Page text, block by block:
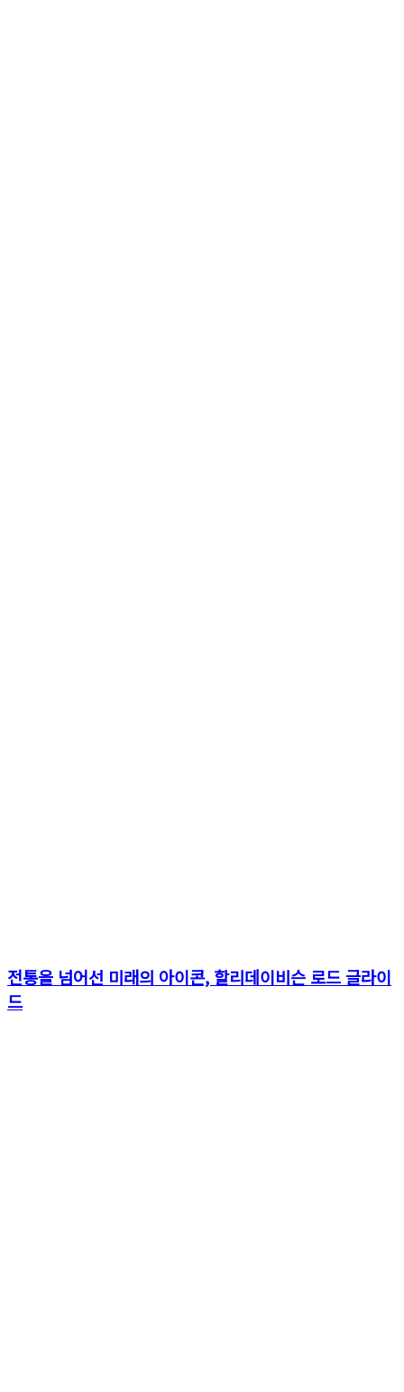
전통을 넘어선 미래의 아이콘, 할리데이비슨 로드 글라이
드